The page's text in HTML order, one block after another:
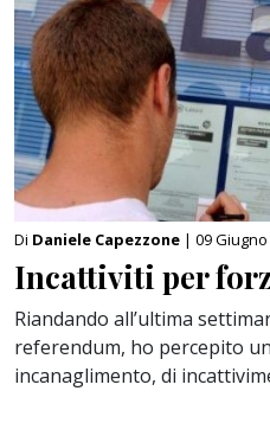
Di Daniele Capezzone | 09 Giugno
Incattiviti per
Riandando all’ultima
referendum, ho percepito
incanaglimento, di